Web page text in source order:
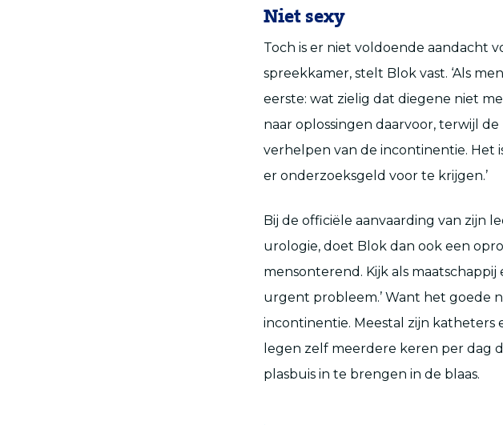
Niet sexy
Toch is er niet voldoende aandacht
spreekkamer, stelt Blok vast. ‘Als
eerste: wat zielig dat diegene niet
naar oplossingen daarvoor, terwijl
verhelpen van de incontinentie. Het
er onderzoeksgeld voor te krijgen.’
Bij de officiële aanvaarding van zijn
urologie, doet Blok dan ook een
mensonterend. Kijk als
urgent probleem.’ Want het goede
incontinentie. Meestal zijn katheters
legen zelf meerdere keren per dag
plasbuis in te brengen in de blaas.